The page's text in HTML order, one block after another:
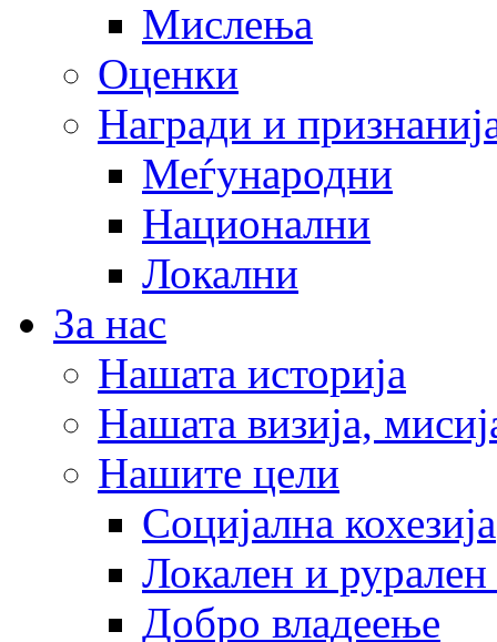
Мислења
Оценки
Награди и
Меѓународни
Национални
Локални
За нас
Нашата историја
Нашата визија,
Нашите цели
Социјална кохезија
Локален и рурален
Добро владеење